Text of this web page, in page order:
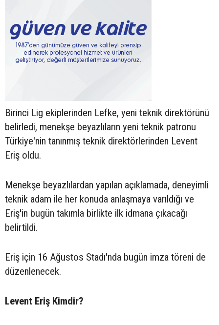
Birinci Lig ekiplerinden Lefke, yeni teknik direktörünü
belirledi, menekşe beyazlıların yeni teknik patronu
Türkiye'nin tanınmış teknik direktörlerinden Levent
Eriş oldu.
Menekşe beyazlılardan yapılan açıklamada, deneyimli
teknik adam ile her konuda anlaşmaya varıldığı ve
Eriş'in bugün takımla birlikte ilk idmana çıkacağı
belirtildi.
Eriş için 16 Ağustos Stadı'nda bugün imza töreni de
düzenlenecek.
Levent Eriş Kimdir?